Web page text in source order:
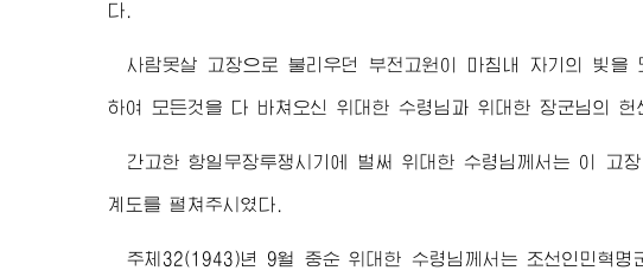
다.
사람못살 고장으로 불리우던 부전고원이 마침내 자기의 빛
하여 모든것을 다 바쳐오신 위대한 수령님 과 위대한 장군님 의 헌
간고한 항일무장투쟁시기에 벌써 위대한 수령님께서는 이 고
계도를 펼쳐주시였다.
주체32(1943)년 9월 중순위대한 수령님께서 는 조선인민혁명